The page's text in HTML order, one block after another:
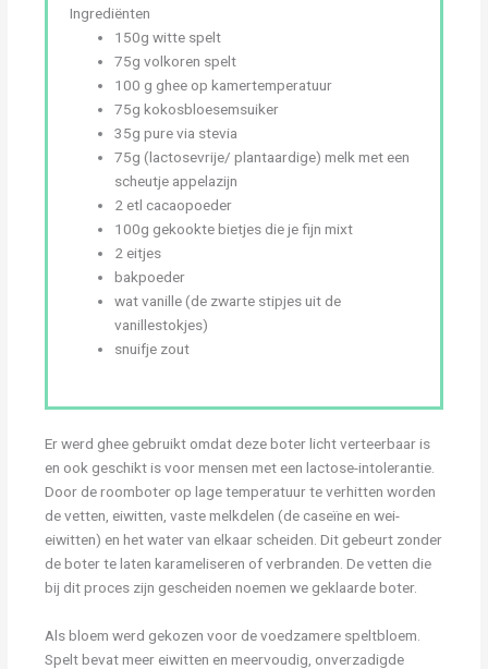
Ingrediënten
150g witte spelt
75g volkoren spelt
100 g ghee op kamertemperatuur
75g kokosbloesemsuiker
35g pure via stevia
75g (lactosevrije/ plantaardige) melk met een
scheutje appelazijn
2 etl cacaopoeder
100g gekookte bietjes die je fijn mixt
2 eitjes
bakpoeder
wat vanille (de zwarte stipjes uit de
vanillestokjes)
snuifje zout
Er werd ghee gebruikt omdat deze boter licht verteerbaar is
en ook geschikt is voor mensen met een lactose-intolerantie.
Door de roomboter op lage temperatuur te verhitten worden
de vetten, eiwitten, vaste melkdelen (de caseïne en wei-
eiwitten) en het water van elkaar scheiden. Dit gebeurt zonder
de boter te laten karameliseren of verbranden. De vetten die
bij dit proces zijn gescheiden noemen we geklaarde boter.
Als bloem werd gekozen voor de voedzamere speltbloem.
Spelt bevat meer eiwitten en meervoudig, onverzadigde